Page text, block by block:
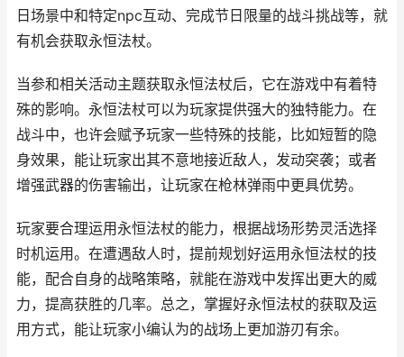
日场景中和特定npc互动、完成节日限量的战斗挑战等，就
有机会获取永恒法杖。
当参和相关活动主题获取永恒法杖后，它在游戏中有着特
殊的影响。永恒法杖可以为玩家提供强大的独特能力。在
战斗中，也许会赋予玩家一些特殊的技能，比如短暂的隐
身效果，能让玩家出其不意地接近敌人，发动突袭；或者
增强武器的伤害输出，让玩家在枪林弹雨中更具优势。
玩家要合理运用永恒法杖的能力，根据战场形势灵活选择
时机运用。在遭遇敌人时，提前规划好运用永恒法杖的技
能，配合自身的战略策略，就能在游戏中发挥出更大的威
力，提高获胜的几率。总之，掌握好永恒法杖的获取及运
用方式，能让玩家小编认为的战场上更加游刃有余。